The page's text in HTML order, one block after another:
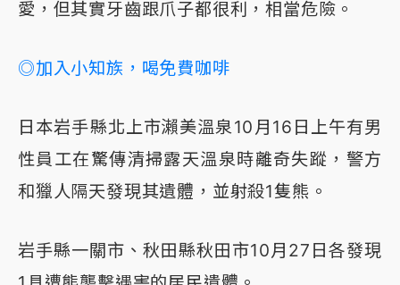
愛，但其實牙齒跟爪子都很利，相當危險。
◎加入小知族，喝免費咖啡
日本岩手縣北上市瀨美溫泉10月16日上午有男
性員工在驚傳清掃露天溫泉時離奇失蹤，警方
和獵人隔天發現其遺體，並射殺1隻熊。
岩手縣一關市、秋田縣秋田市10月27日各發現